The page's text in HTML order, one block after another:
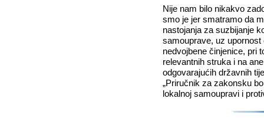
Nije nam bilo nikakvo
smo je jer smatramo da
nastojanja za suzbijanje
samouprave, uz
nedvojbene činjenice, pri
relevantnih struka i na
odgovarajućih državnih
„Priručnik za zakonsku
lokalnoj samoupravi i